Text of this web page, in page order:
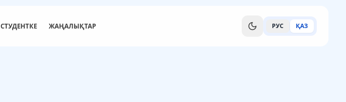
СТУДЕНТКЕ ЖАҢАЛЫҚТАР РУС ҚАЗ